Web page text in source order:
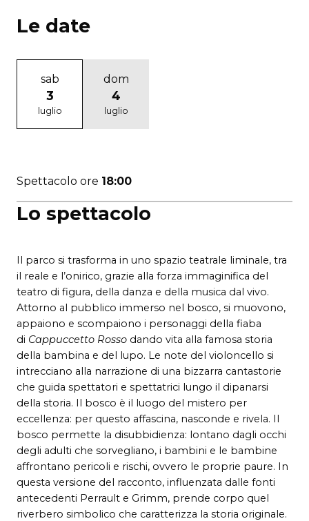
Lo spettacolo
Il parco si trasforma in uno spazio teatrale liminale, tra
il reale e l’onirico, grazie alla forza immaginifica del
teatro di figura, della danza e della musica dal vivo.
Attorno al pubblico immerso nel bosco, si muovono,
appaiono e scompaiono i personaggi della fiaba
di Cappuccetto Rosso dando vita alla famosa storia
della bambina e del lupo. Le note del violoncello si
intrecciano alla narrazione di una bizzarra cantastorie
che guida spettatori e spettatrici lungo il dipanarsi
della storia. Il bosco è il luogo del mistero per
eccellenza: per questo affascina, nasconde e rivela. Il
bosco permette la disubbidienza: lontano dagli occhi
degli adulti che sorvegliano, i bambini e le bambine
affrontano pericoli e rischi, ovvero le proprie paure. In
questa versione del racconto, influenzata dalle fonti
antecedenti Perrault e Grimm, prende corpo quel
riverbero simbolico che caratterizza la storia originale.
Le date
sab
3
luglio
dom
4
luglio
Spettacolo ore 18:00